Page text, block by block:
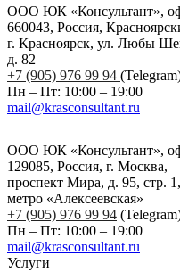
ООО ЮК «Консультант»,
660043, Россия,
г. Красноярск, ул. Любы
д. 82
+7 (905) 976 99 94
Пн – Пт: 10:00 – 19:00
mail@krasconsultant.ru
ООО ЮК «Консультант»,
129085, Россия, г. Москва,
проспект Мира, д. 95, стр.
метро «Алексеевская»
+7 (905) 976 99 94
Пн – Пт: 10:00 – 19:00
mail@krasconsultant.ru
Услуги